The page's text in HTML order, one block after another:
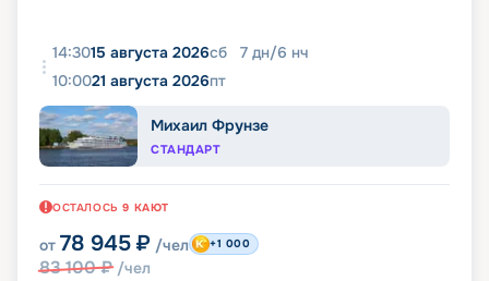
14:3015 августа 2026сб 7 дн/6 нч
10:0021 августа 2026пт
Михаил Фрунзе
СТАНДАРТ
ОСТАЛОСЬ 9 КАЮТ
от 78 945 ₽ /чел
83 100₽ /чел
+1 000